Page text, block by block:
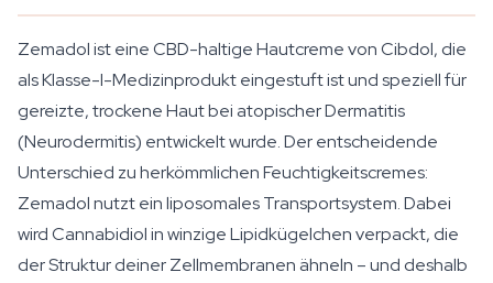
Zemadol ist eine CBD-haltige Hautcreme von Cibdol, die
als Klasse-I-Medizinprodukt eingestuft ist und speziell für
gereizte, trockene Haut bei atopischer Dermatitis
(Neurodermitis) entwickelt wurde. Der entscheidende
Unterschied zu herkömmlichen Feuchtigkeitscremes:
Zemadol nutzt ein liposomales Transportsystem. Dabei
wird Cannabidiol in winzige Lipidkügelchen verpackt, die
der Struktur deiner Zellmembranen ähneln – und deshalb